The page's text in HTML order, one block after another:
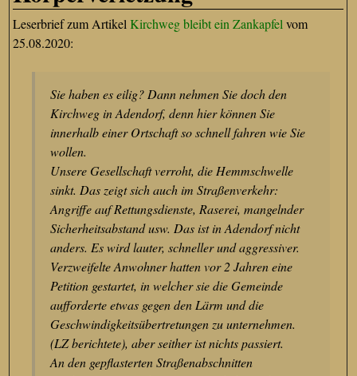
Leserbrief zum ArtikelKirchweg bleibt ein Zankapfel vom
25.08.2020:
Sie haben es eilig? Dann nehmen Sie doch den
Kirchweg in Adendorf, denn hier können Sie
innerhalb einer Ortschaft so schnell fahren wie Sie
wollen.
Unsere Gesellschaft verroht, die Hemmschwelle
sinkt. Das zeigt sich auch im Straßenverkehr:
Angriffe auf Rettungsdienste, Raserei, mangelnder
Sicherheitsabstand usw. Das ist in Adendorf nicht
anders. Es wird lauter, schneller und aggressiver.
Verzweifelte Anwohner hatten vor 2 Jahren eine
Petition gestartet, in welcher sie die Gemeinde
aufforderte etwas gegen den Lärm und die
Geschwindigkeitsübertretungen zu unternehmen.
(LZ berichtete), aber seither ist nichts passiert.
An den gepflasterten Straßenabschnitten